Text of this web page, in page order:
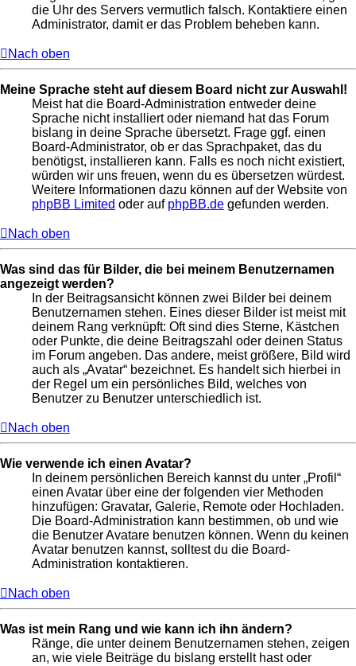
die Uhr des Servers vermutlich falsch. Kontaktiere einen
Administrator, damit er das Problem beheben kann.
Nach oben
Meine Sprache steht auf diesem Board nicht zur Auswahl!
Meist hat die Board-Administration entweder deine
Sprache nicht installiert oder niemand hat das Forum
bislang in deine Sprache übersetzt. Frage ggf. einen
Board-Administrator, ob er das Sprachpaket, das du
benötigst, installieren kann. Falls es noch nicht existiert,
würden wir uns freuen, wenn du es übersetzen würdest.
Weitere Informationen dazu können auf der Website von
phpBB Limited oder auf phpBB.de gefunden werden.
Nach oben
Was sind das für Bilder, die bei meinem Benutzernamen
angezeigt werden?
In der Beitragsansicht können zwei Bilder bei deinem
Benutzernamen stehen. Eines dieser Bilder ist meist mit
deinem Rang verknüpft: Oft sind dies Sterne, Kästchen
oder Punkte, die deine Beitragszahl oder deinen Status
im Forum angeben. Das andere, meist größere, Bild wird
auch als „Avatar“ bezeichnet. Es handelt sich hierbei in
der Regel um ein persönliches Bild, welches von
Benutzer zu Benutzer unterschiedlich ist.
Nach oben
Wie verwende ich einen Avatar?
In deinem persönlichen Bereich kannst du unter „Profil“
einen Avatar über eine der folgenden vier Methoden
hinzufügen: Gravatar, Galerie, Remote oder Hochladen.
Die Board-Administration kann bestimmen, ob und wie
die Benutzer Avatare benutzen können. Wenn du keinen
Avatar benutzen kannst, solltest du die Board-
Administration kontaktieren.
Nach oben
Was ist mein Rang und wie kann ich ihn ändern?
Ränge, die unter deinem Benutzernamen stehen, zeigen
an, wie viele Beiträge du bislang erstellt hast oder